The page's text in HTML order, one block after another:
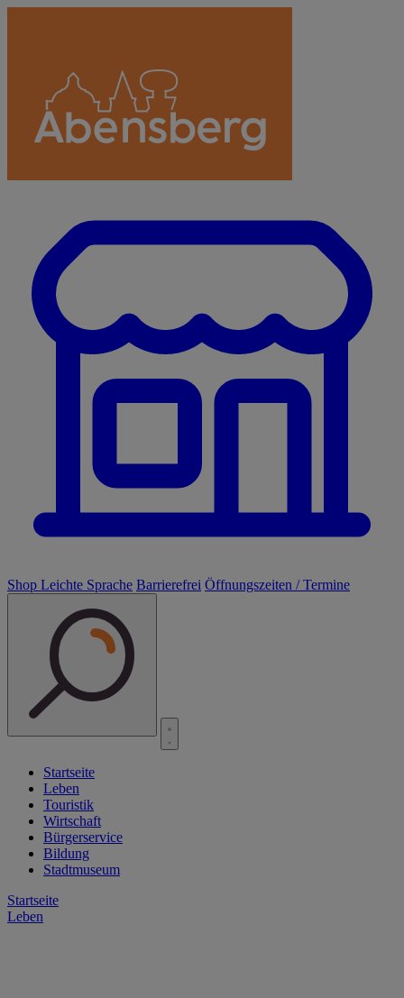
Shop Leichte Sprache Barrierefrei Öffnungszeiten / Termine
Startseite
Leben
Touristik
Wirtschaft
Bürgerservice
Bildung
Stadtmuseum
Startseite
Leben